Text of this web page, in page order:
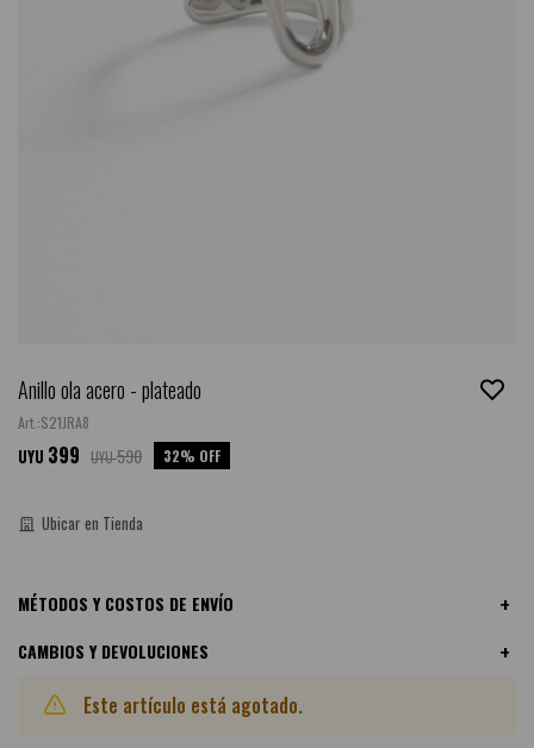
Anillo ola acero - plateado
S21JRA8
UYU 399 UYU590 32
Ubicar en Tienda
MÉTODOS Y COSTOS DE ENVÍO
CAMBIOS Y DEVOLUCIONES
Este artículo está agotado.